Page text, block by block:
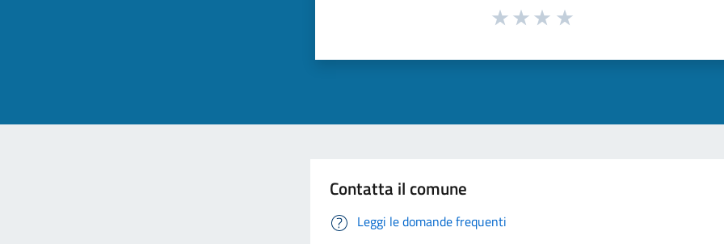
Contatta il comune
Leggi le domande frequenti